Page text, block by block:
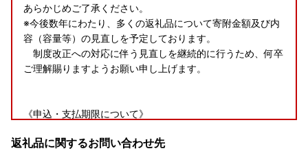
あらかじめご了承ください。
※今後数年にわたり、多くの返礼品について寄附金額及び内
容（容量等）の見直しを予定しております。
制度改正への対応に伴う見直しを継続的に行うため、何卒
ご理解賜りますようお願い申し上げます。
《申込・支払期限について》
います。
返礼品に関するお問い合わせ先